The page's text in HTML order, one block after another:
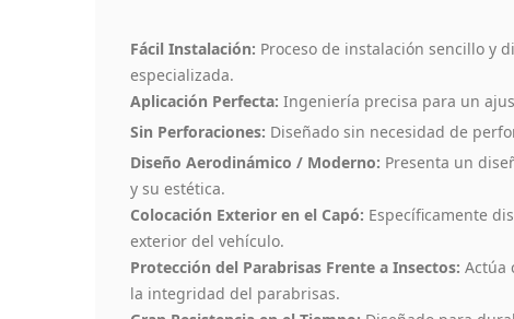
Fácil Instalación: Proceso de instalación sencillo y
especializada.
Aplicación Perfecta: Ingeniería precisa para un
Sin Perforaciones: Diseñado sin necesidad de
Diseño Aerodinámico / Moderno: Presenta un
y su estética.
Colocación Exterior en el Capó: Específicamente
exterior del vehículo.
Protección del Parabrisas Frente a Insectos: Actúa
la integridad del parabrisas.